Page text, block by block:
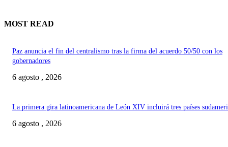
MOST READ
Paz anuncia el fin del centralismo tras la firma del acuerdo 50/50 con los
gobernadores
6 agosto , 2026
La primera gira latinoamericana de León XIV incluirá tres países
6 agosto , 2026